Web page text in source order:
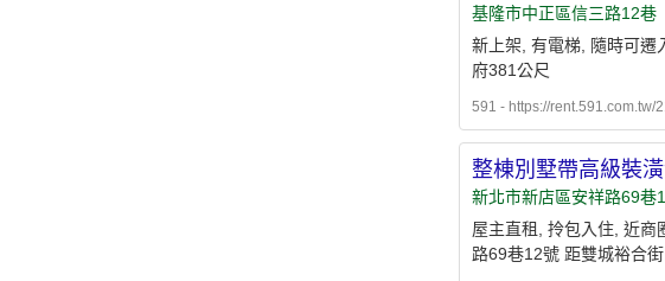
基隆市中正區信三路12巷
新上架, 有電梯, 隨時可遷
府381公尺
591 - https://rent.591.com.tw/
整棟別墅帶高級裝
新北市新店區安祥路69巷
屋主直租, 拎包入住, 近
路69巷12號 距雙城裕合